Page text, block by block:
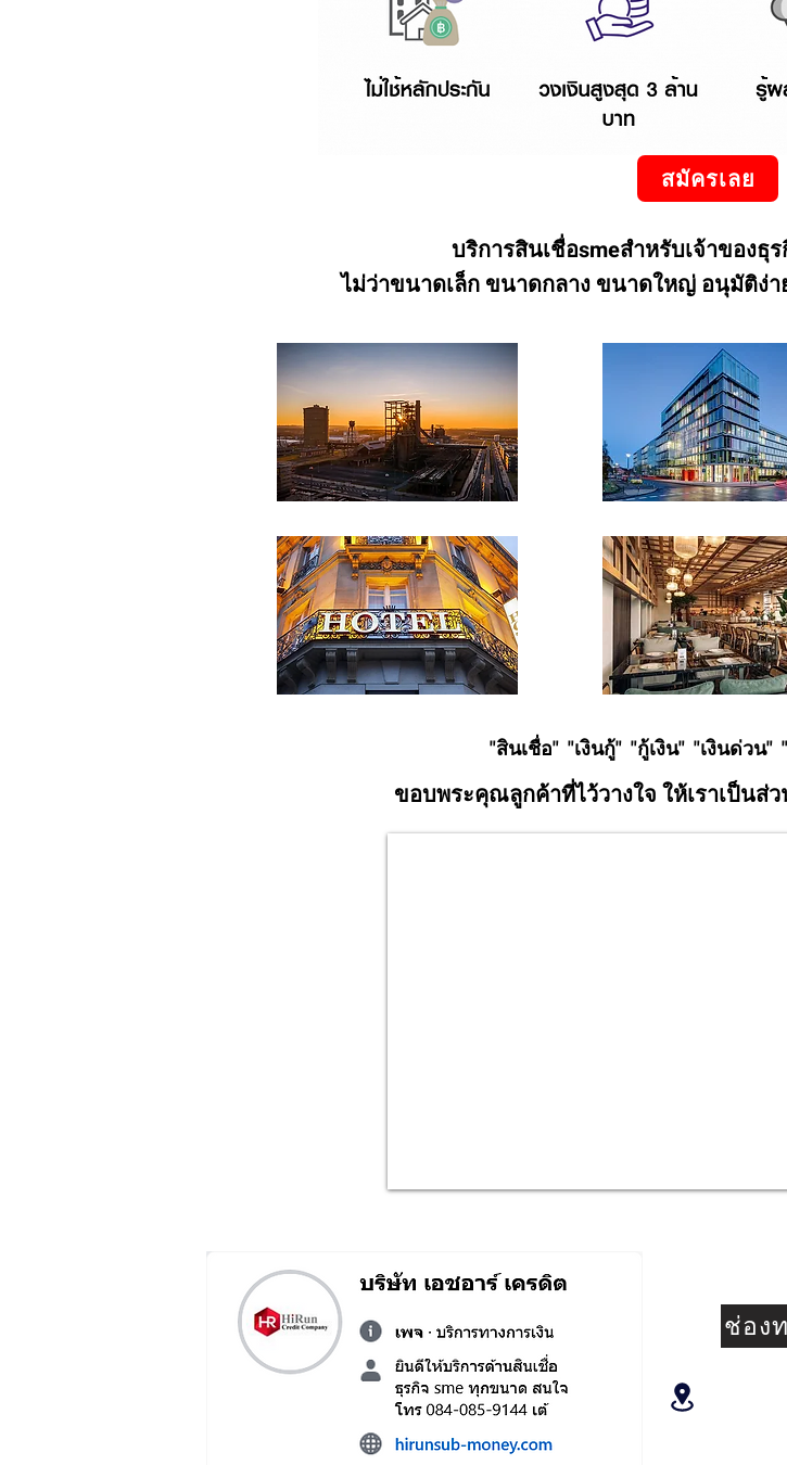
สมัครเลย
บริการสินเชื่อsmeสำหรับเจ้าของธุ
ไม่ว่าขนาดเล็ก ขนาดกลาง ขนาดใหญ่ อนุมัติง่า
"สินเชื่อ" "เงินกู้" "กู้เงิน" "เงินด่วน"
ขอบพระคุณลูกค้าที่ไว้วางใจ ให้เราเป็นส่
ช่อง